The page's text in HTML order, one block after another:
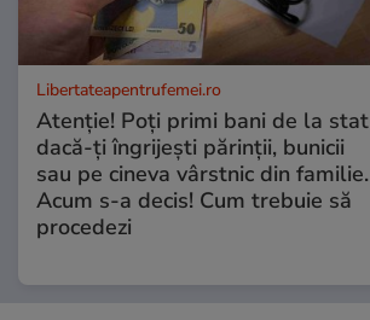
Libertateapentrufemei.ro
Atenție! Poți primi bani de la stat
dacă-ți îngrijești părinții, bunicii
sau pe cineva vârstnic din familie.
Acum s-a decis! Cum trebuie să
procedezi